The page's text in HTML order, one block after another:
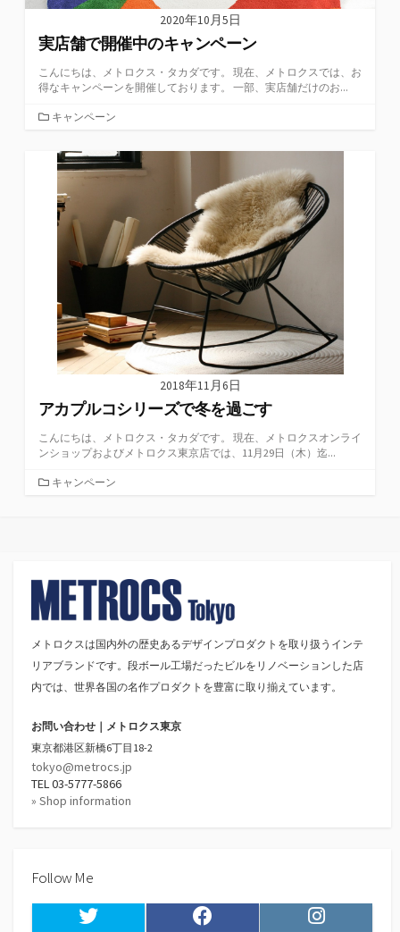
2020年10月5日
実店舗で開催中のキャンペーン
こんにちは、メトロクス・タカダです。 現在、メトロクスでは、お
得なキャンペーンを開催しております。 一部、実店舗だけのお...
カ
ゴ
リ
キャンペーン
2018年11月6日
アカプルコシリーズで冬を過ごす
こんにちは、メトロクス・タカダです。 現在、メトロクスオンライ
ンショップおよびメトロクス東京店では、11月29日（木）迄...
カキャンペーン
メトロクスは国内外の歴史あるデザインプロダクトを取り扱うインテ
リアブランドです。段ボール工場だったビルをリノベーションした店
内では、世界各国の名作プロダクトを豊富に取り揃えています。
お問い合わせ｜メトロクス東京
東京都港区新橋6丁目18-2
tokyo@metrocs.jp
TEL 03-5777-5866
» Shop information
Follow Me
Twitter Facebook Instagram